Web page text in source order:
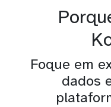
Foque em
dados